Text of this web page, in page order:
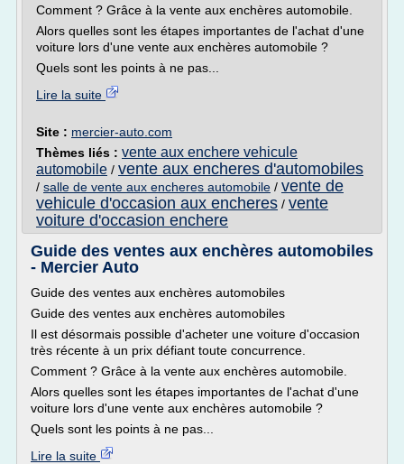
Comment ? Grâce à la vente aux enchères automobile.
Alors quelles sont les étapes importantes de l'achat d'une
voiture lors d'une vente aux enchères automobile ?
Quels sont les points à ne pas...
Lire la suite
Site : mercier-auto.com
Thèmes liés : vente aux enchere vehicule
automobile / vente aux encheres d'automobiles
/ salle de vente aux encheres automobile / vente de
vehicule d'occasion aux encheres / vente
voiture d'occasion enchere
Guide des ventes aux enchères automobiles
- Mercier Auto
Guide des ventes aux enchères automobiles
Guide des ventes aux enchères automobiles
Il est désormais possible d'acheter une voiture d'occasion
très récente à un prix défiant toute concurrence.
Comment ? Grâce à la vente aux enchères automobile.
Alors quelles sont les étapes importantes de l'achat d'une
voiture lors d'une vente aux enchères automobile ?
Quels sont les points à ne pas...
Lire la suite